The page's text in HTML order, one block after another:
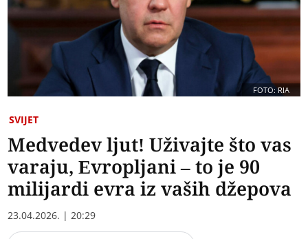
FOTO: RIA
SVIJET
Medvedev ljut! Uživajte što vas
varaju, Evropljani – to je 90
milijardi evra iz vaših džepova
23.04.2026. | 20:29